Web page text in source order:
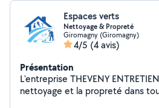
Espaces verts
Nettoyage & Propreté
Giromagny (Giromagny)
4/5 (4 avis)
Présentation
L'entreprise THEVENY
nettoyage et la propreté dans